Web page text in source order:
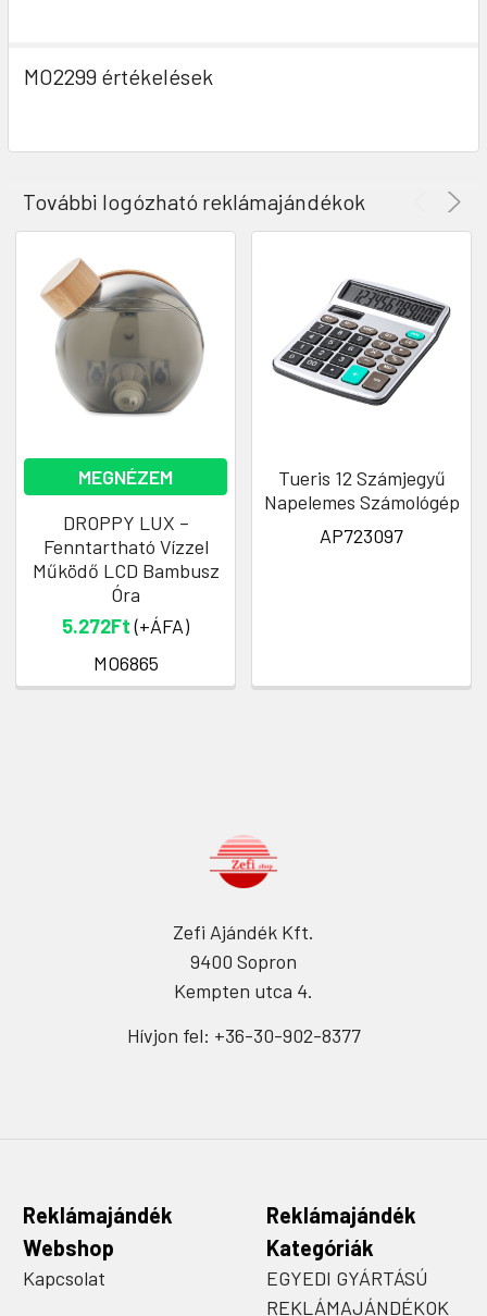
MO2299 értékelések
További logózható reklámajándékok
MEGNÉZEM
DROPPY LUX –
Fenntartható Vízzel
Működő LCD Bambusz
Óra
5.272Ft(+ÁFA)
MO6865
Tueris 12 Számjegyű
Napelemes Számológép
AP723097
Zefi Ajándék Kft.
9400 Sopron
Kempten utca 4.
Hívjon fel: +36-30-902-8377
Reklámajándék
Webshop
Kapcsolat
Reklámajándék
Kategóriák
EGYEDI GYÁRTÁSÚ
REKLÁMAJÁNDÉKOK